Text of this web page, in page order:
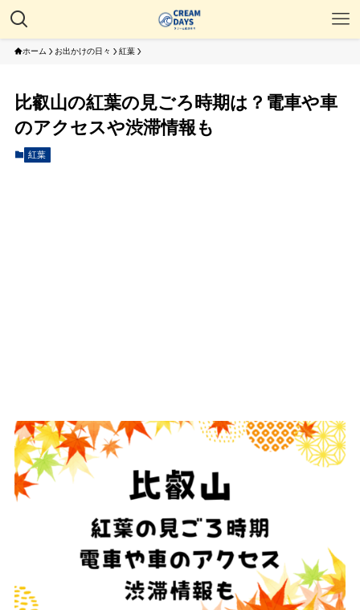
ホーム お出かけの日々 紅葉
比叡山の紅葉の見ごろ時期は？電車や車
のアクセスや渋滞情報も
紅葉